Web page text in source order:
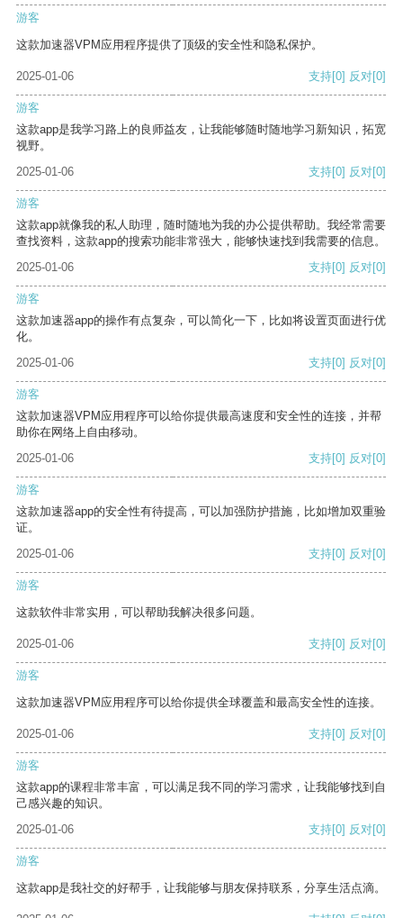
游客
这款加速器VPM应用程序提供了顶级的安全性和隐私保护。
2025-01-06 支持[0] 反对[0]
游客
这款app是我学习路上的良师益友，让我能够随时随地学习新知识，拓宽
视野。
2025-01-06
支持[0] 反对[0]
游客
这款app就像我的私人助理，随时随地为我的办公提供帮助。我经常需要
查找资料，这款app的搜索功能非常强大，能够快速找到我需要的信息。
2025-01-06
支持[0] 反对[0]
游客
这款加速器app的操作有点复杂，可以简化一下，比如将设置页面进行优
化。
2025-01-06
支持[0] 反对[0]
游客
这款加速器VPM应用程序可以给你提供最高速度和安全性的连接，并帮
助你在网络上自由移动。
2025-01-06
支持[0] 反对[0]
游客
这款加速器app的安全性有待提高，可以加强防护措施，比如增加双重验
证。
2025-01-06
支持[0] 反对[0]
游客
这款软件非常实用，可以帮助我解决很多问题。
2025-01-06 支持[0] 反对[0]
游客
这款加速器VPM应用程序可以给你提供全球覆盖和最高安全性的连接。
2025-01-06 支持[0] 反对[0]
游客
这款app的课程非常丰富，可以满足我不同的学习需求，让我能够找到自
己感兴趣的知识。
2025-01-06
支持[0] 反对[0]
游客
这款app是我社交的好帮手，让我能够与朋友保持联系，分享生活点滴。